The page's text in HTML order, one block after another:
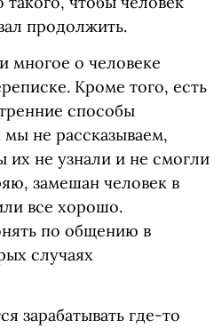
продолжить.
многое о человеке
Кроме того, есть
способы
не рассказываем,
их не узнали и не смогли
замешан человек в
все хорошо.
по общению в
случаях
зарабатывать где-то